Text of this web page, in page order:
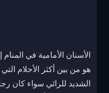
الأسنان الأمامية في
هو من بين أكثر الأحلام
الشديد للرائي سواء كان